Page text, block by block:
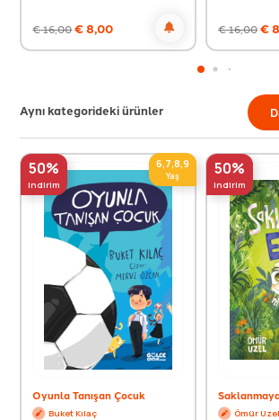
€16,00€8,00 €16,00€
Aynı kategorideki ürünler
50%
indirim
6,7,8,9
Yaş
Oyunla Tanışan Çocuk
Buket Kılaç
50%
indirim
Ömür Uzel